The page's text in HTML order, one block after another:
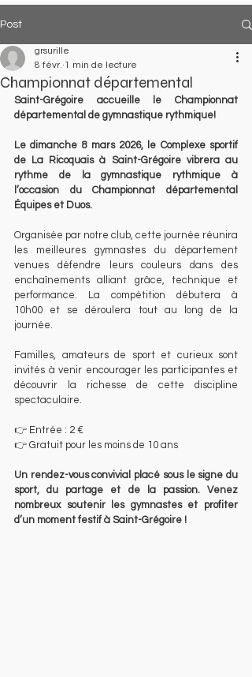
Post
Championnat départemental
grsurille
8 févr. 1 min de lecture
Saint-Grégoire accueille le Championnat
départemental de gymnastique rythmique!
Le dimanche 8 mars 2026, le Complexe sportif
de La Ricoquais à Saint-Grégoire vibrera au
rythme de la gymnastique rythmique à
l’occasion du Championnat départemental
Équipes et Duos.
Organisée par notre club, cette journée réunira
les meilleures gymnastes du département
venues défendre leurs couleurs dans des
enchaînements alliant grâce, technique et
performance. La compétition débutera à
10h00 et se déroulera tout au long de la
journée.
Familles, amateurs de sport et curieux sont
invités à venir encourager les participantes et
découvrir la richesse de cette discipline
spectaculaire.
👉 Entrée : 2 €
👉 Gratuit pour les moins de 10 ans
Un rendez-vous convivial placé sous le signe du
sport, du partage et de la passion. Venez
nombreux soutenir les gymnastes et profiter
d’un moment festif à Saint-Grégoire !